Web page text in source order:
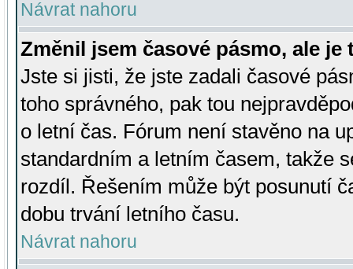
Návrat nahoru
Změnil jsem časové pásmo, ale je
Jste si jisti, že jste zadali časové
toho správného, pak tou
o letní čas. Fórum není stavěno na
standardním a letním časem, takže
rozdíl. Řešením může být posunutí
dobu trvání letního času.
Návrat nahoru